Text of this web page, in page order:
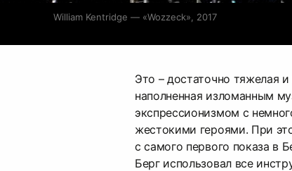
William Kentridge — «Wozzeck», 2017
Это – достаточно тяжелая
наполненная изломанным
экспрессионизмом с
жестокими героями. При
с самого первого показа в
Берг использовал все